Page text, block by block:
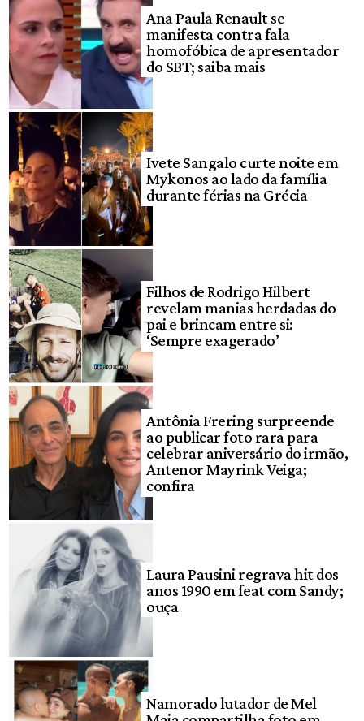
Ana Paula Renault se
manifesta contra fala
homofóbica de apresentador
do SBT; saiba mais
Ivete Sangalo curte noite em
Mykonos ao lado da família
durante férias na Grécia
Filhos de Rodrigo Hilbert
revelam manias herdadas do
pai e brincam entre si:
‘Sempre exagerado’
Antônia Frering surpreende
ao publicar foto rara para
celebrar aniversário do irmão,
Antenor Mayrink Veiga;
confira
Laura Pausini regrava hit dos
anos 1990 em feat com Sandy;
ouça
Namorado lutador de Mel